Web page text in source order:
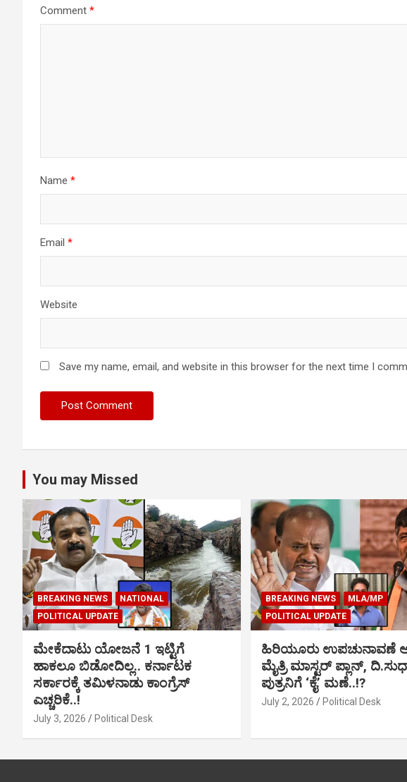
Comment *
Name *
Email *
Website
Save my name, email, and website in this browser for the next time I
You may Missed
BREAKING NEWS
NATIONAL
POLITICAL UPDATE
ಮೇಕೆದಾಟು ಯೋಜನೆ 1 ಇಟ್ಟಿಗೆ
ಹಾಕಲೂ ಬಿಡೋದಿಲ್ಲ.. ಕರ್ನಾಟಕ
ಸರ್ಕಾರಕ್ಕೆ ತಮಿಳನಾಡು ಕಾಂಗ್ರೆಸ್
ಎಚ್ಚರಿಕೆ..!
July 3, 2026 Political Desk
BREAKING NEWS
MLA/MP
POLITICAL UPDATE
ಹಿರಿಯೂರು ಉಪಚುನಾವಣೆ
ಮೈತ್ರಿ ಮಾಸ್ಟರ್ ಪ್ಲಾನ್,
ಪುತ್ರನಿಗೆ ‘ಕೈ’ ಮಣೆ..!?
July 2, 2026 Political Desk